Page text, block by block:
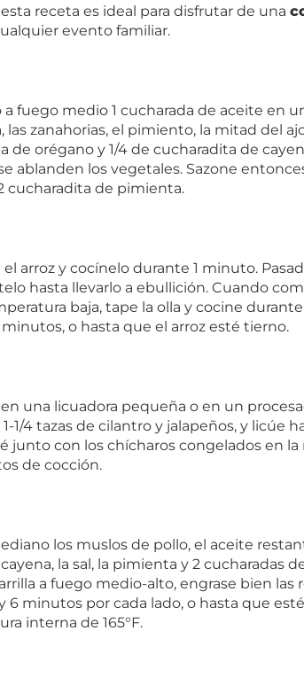
receta es ideal para disfrutar de una
evento familiar.
fuego medio 1 cucharada de aceite en
las zanahorias, el pimiento, la mitad del
de orégano y 1/4 de cucharadita de
ablanden los vegetales. Sazone
cucharadita de pimienta.
arroz y cocínelo durante 1 minuto.
hasta llevarlo a ebullición. Cuando
baja, tape la olla y cocine durante
o hasta que el arroz esté tierno.
una licuadora pequeña o en un
1/4 tazas de cilantro y jalapeños, y licúe
junto con los chícharos congelados en la
de cocción.
los muslos de pollo, el aceite
la sal, la pimienta y 2 cucharadas
a fuego medio-alto, engrase bien las
6 minutos por cada lado, o hasta que
interna de 165°F.